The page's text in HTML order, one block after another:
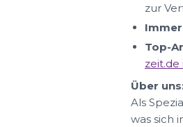
zur
Top-
Über
Als
was sich